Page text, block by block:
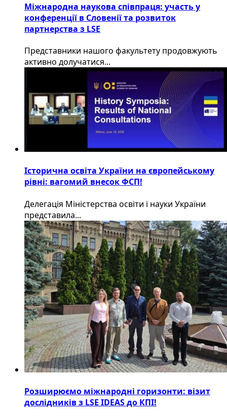
Міжнародна наукова співпраця: участь у
конференції в Словенії та розвиток
партнерства з LSE
​Представники нашого факультету продовжують
активно долучатися...
Історична освіта України на європейському
рівні: вагомий внесок ФСП!
Делегація Міністерства освіти і науки України
представила...
Розширюємо міжнародні горизонти: візит
дослідників з LSE IDEAS до КПІ!